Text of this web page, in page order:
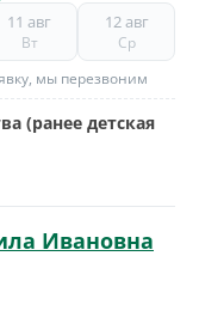
11 авг
Вт
12 авг
Ср
мы перезвоним
(ранее детская
Ивановна